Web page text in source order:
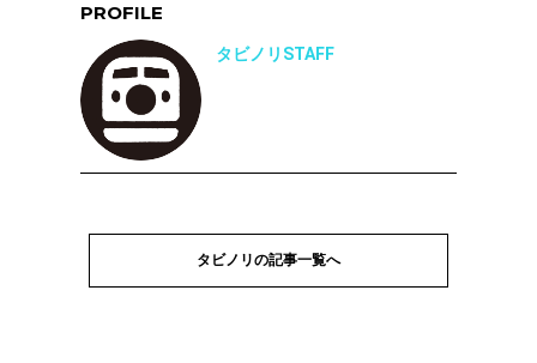
PROFILE
タビノリSTAFF
タビノリの記事一覧へ